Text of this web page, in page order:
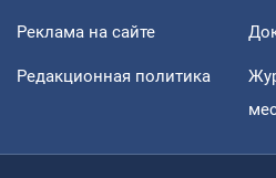
Реклама на сайте
Редакционная политика